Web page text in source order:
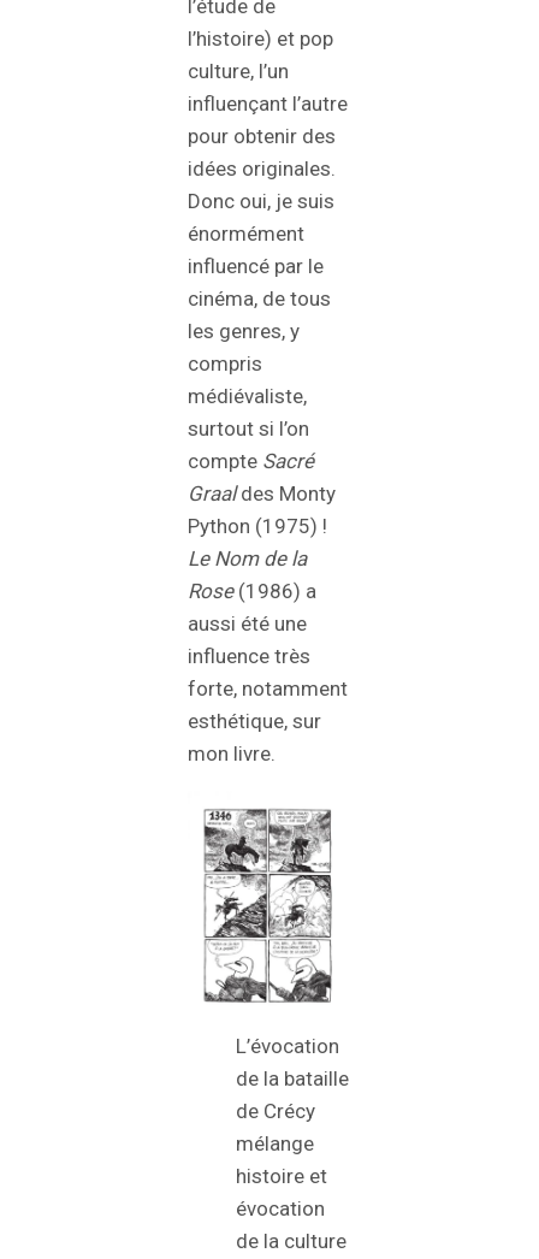
l’étude de
l’histoire) et pop
culture, l’un
influençant l’autre
pour obtenir des
idées originales.
Donc oui, je suis
énormément
influencé par le
cinéma, de tous
les genres, y
compris
médiévaliste,
surtout si l’on
compte Sacré
Graaldes Monty
Python (1975) !
Le Nom de la
Rose(1986) a
aussi été une
influence très
forte, notamment
esthétique, sur
mon livre.
L’évocation
de la bataille
de Crécy
mélange
histoire et
évocation
de la culture